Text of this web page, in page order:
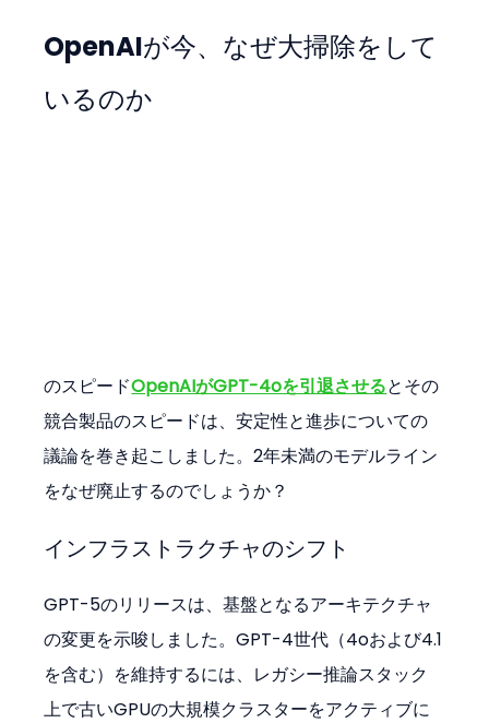
OpenAIが今、なぜ大掃除をして
いるのか
のスピードOpenAIがGPT-4oを引退させるとその
競合製品のスピードは、安定性と進歩についての
議論を巻き起こしました。2年未満のモデルライン
をなぜ廃止するのでしょうか？
インフラストラクチャのシフト
GPT-5のリリースは、基盤となるアーキテクチャ
の変更を示唆しました。GPT-4世代（4oおよび4.1
を含む）を維持するには、レガシー推論スタック
上で古いGPUの大規模クラスターをアクティブに